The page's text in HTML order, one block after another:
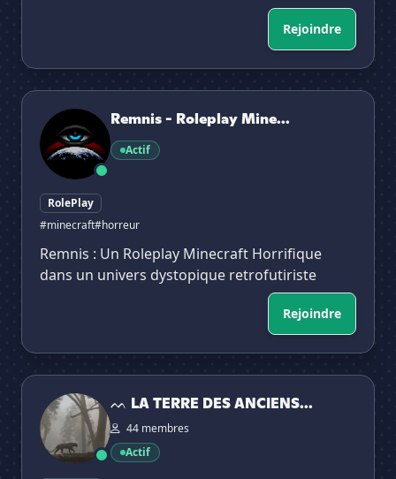
Rejoindre
Remnis - Roleplay Minecraft
Remnis - Roleplay Mine...
Actif
RolePlay
#minecraft#horreur
Remnis : Un Roleplay Minecraft Horrifique
dans un univers dystopique retrofutiriste
Rejoindre
ᨓ LA TERRE DES ANCIENS — RPG LGDC
ᨓ LA TERRE DES ANCIENS...
44 membres
Actif